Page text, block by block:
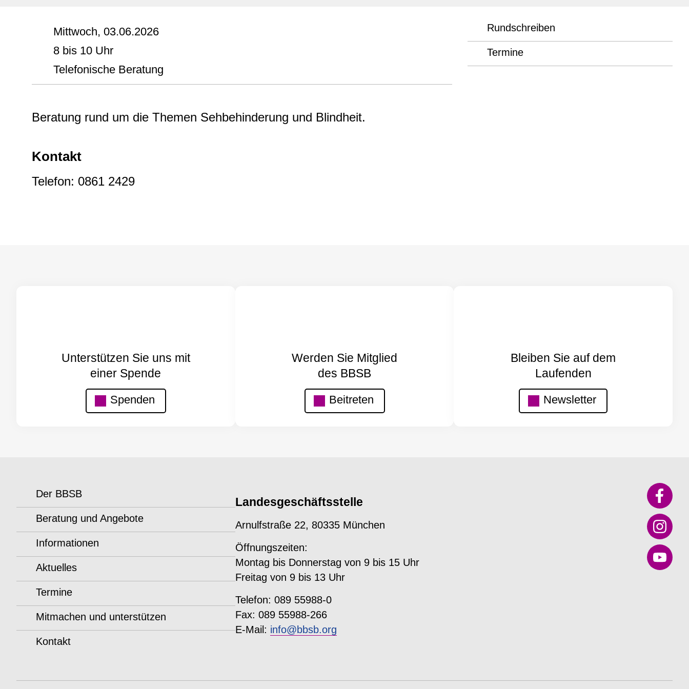
Mittwoch, 03.06.2026
8 bis 10 Uhr
Telefonische Beratung
Beratung rund um die Themen Sehbehinderung und Blindheit.
Kontakt
Telefon: 0861 2429
Rundschreiben
Termine
Unterstützen Sie uns mit
einer Spende
Spenden
Werden Sie Mitglied
des BBSB
Beitreten
Bleiben Sie auf dem
Laufenden
Newsletter
Der BBSB
Beratung und Angebote
Informationen
Aktuelles
Termine
Mitmachen und unterstützen
Kontakt
Landesgeschäftsstelle
Arnulfstraße 22, 80335 München
Öffnungszeiten:
Montag bis Donnerstag von 9 bis 15 Uhr
Freitag von 9 bis 13 Uhr
Telefon: 089 55988-0
Fax: 089 55988-266
E-Mail: info@bbsb.org